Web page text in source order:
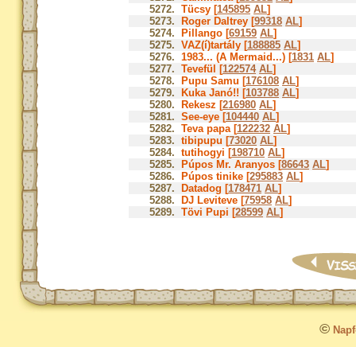
5272. Tücsy [145895 AL]
5273.
Roger Daltrey [99318 AL]
5274.
Pillango [69159 AL]
5275. VAZ(í)tartály [188885 AL]
5276. 1983... (A Mermaid...) [1831 AL]
5277. Tevefül [122574 AL]
5278.
Pupu Samu [176108 AL]
5279.
Kuka Janó!! [103788 AL]
5280.
Rekesz [216980 AL]
5281. See-eye [104440 AL]
5282. Teva papa [122232 AL]
5283. tibipupu [73020 AL]
5284. tutihogyi [198710 AL]
5285.
Púpos Mr. Aranyos [86643 AL]
5286.
Púpos tinike [295883 AL]
5287.
Datadog [178471 AL]
5288.
DJ Leviteve [75958 AL]
5289. Tövi Pupi [28599 AL]
©